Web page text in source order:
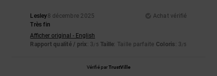
Lesley8 décembre 2025
Achat vérifié
Très fin
Afficher original - English
Rapport qualité / prix: 3/5 Taille: Taille parfaite Coloris: 3/5
Vérifié parTrustVille